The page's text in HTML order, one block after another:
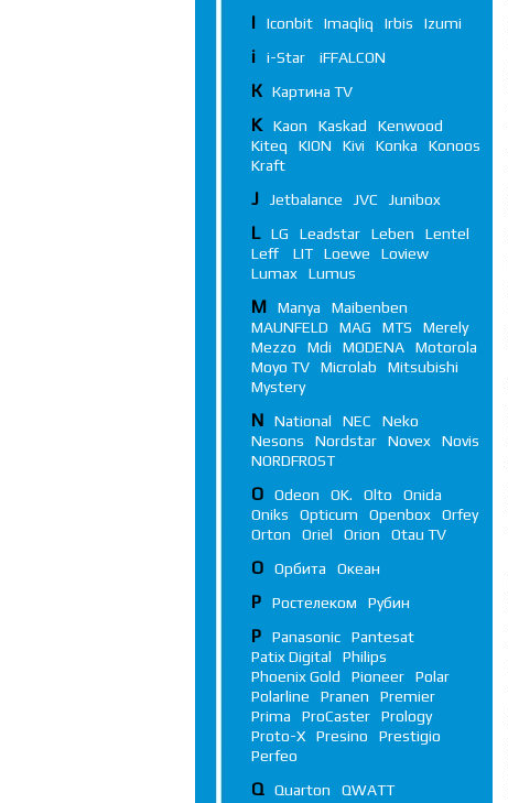
I Iconbit Imaqliq Irbis Izumi
i i-Star iFFALСON
К Картина TV
K Kaon Kaskad
Kenwood
Kiteq
KION Kivi Konka
Konoos
Kraft
J Jetbalance JVC Junibox
L LG Leadstar Leben
Lentel
Leff
LIT Loewe
Loview
Lumax
Lumus
M Manya
Maibenben
MAUNFELD
MAG MTS
Merely
Mezzo
Mdi MODENA
Motorola
Moyo TV
Microlab
Mitsubishi
Mystery
N National NEC
Neko
Nesons
Nordstar Novex
Novis
NORDFROST
O Odeon OK. Olto
Onida
Oniks
Opticum Openbox
Orfey
Orton
Oriel Orion Otau TV
О Орбита Океан
Р Ростелеком Рубин
P Panasonic
Pantesat
Patix Digital
Philips
Phoenix Gold
Pioneer
Polar
Polarline
Pranen
Premier
Prima
ProCaster
Prology
Proto-X
Presino
Prestigio
Perfeo
Q Quarton QWATT